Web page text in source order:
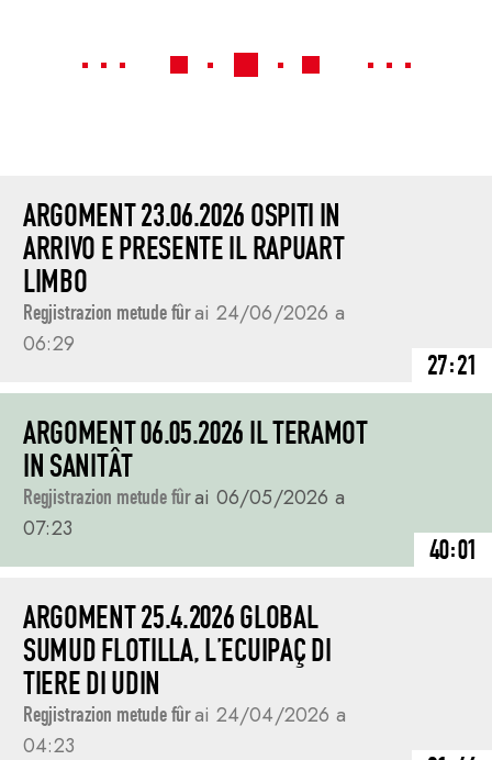
ARGOMENT 23.06.2026 OSPITI IN
ARRIVO E PRESENTE IL RAPUART
LIMBO
Regjistrazion metude fûrai 24/06/2026 a
06:29
27:21
ARGOMENT 06.05.2026 IL TERAMOT
IN SANITÂT
Regjistrazion metude fûrai 06/05/2026 a
07:23
40:01
ARGOMENT 25.4.2026 GLOBAL
SUMUD FLOTILLA, L’ECUIPAÇ DI
TIERE DI UDIN
Regjistrazion metude fûrai 24/04/2026 a
04:23